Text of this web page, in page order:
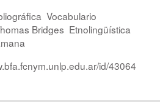
Vocabulario
Bridges Etnolingüística
id/43064